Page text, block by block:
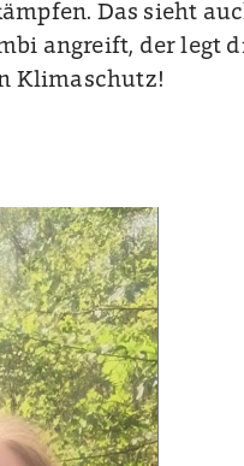
Das sieht
angreift, der legt
Klimaschutz!